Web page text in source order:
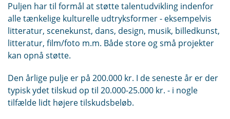
Puljen har til formål at støtte talentudvikling indenfor
alle tænkelige kulturelle udtryksformer - eksempelvis
litteratur, scenekunst, dans, design, musik, billedkunst,
litteratur, film/foto m.m. Både store og små projekter
kan opnå støtte.
Den årlige pulje er på 200.000 kr. I de seneste år er der
typisk ydet tilskud op til 20.000-25.000 kr. - i nogle
tilfælde lidt højere tilskudsbeløb.